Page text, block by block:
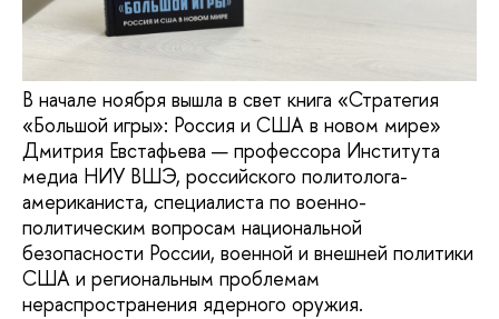
В начале ноября вышла в свет книга «Стратегия
«Большой игры»: Россия и США в новом мире»
Дмитрия Евстафьева — профессора Института
медиа НИУ ВШЭ, российского политолога-
американиста, специалиста по военно-
политическим вопросам национальной
безопасности России, военной и внешней политики
США и региональным проблемам
нераспространения ядерного оружия.